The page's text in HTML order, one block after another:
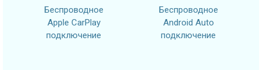
Беспроводное
Apple CarPlay
подключение
Беспроводное
Android Auto
подключение